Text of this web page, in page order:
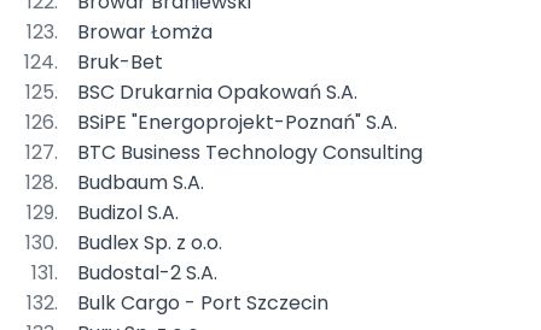
Browar Łomża
Bruk-Bet
BSC Drukarnia Opakowań S.A.
BSiPE "Energoprojekt-Poznań" S.A.
BTC Business Technology Consulting
Budbaum S.A.
Budizol S.A.
Budlex Sp. z o.o.
Budostal-2 S.A.
Bulk Cargo - Port Szczecin